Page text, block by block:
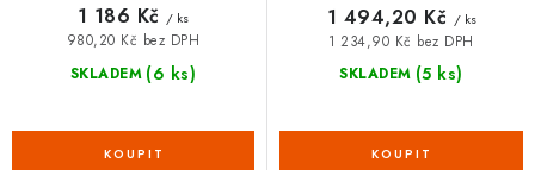
SKLADEM (6 ks)
980,20 Kč bez DPH
1 186 Kč / ks
SKLADEM (5 ks)
1 234,90 Kč bez DPH
1 494,20 Kč / ks